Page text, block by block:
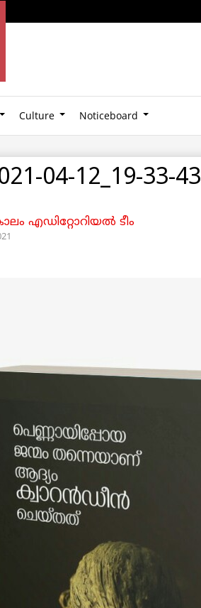
Culture Noticeboard
04-12_19-33-43
എഡിറ്റോറിയല്‍ ടീം